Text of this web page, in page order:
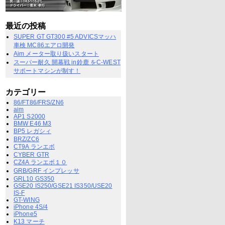
最近の投稿
SUPER GT GT300 #5 ADVICSマッハ
車検 MC86エアロ開発
Aim メーター取り扱いスタート
スーパー耐久 開幕戦 in鈴鹿 をC-WEST
サポートマシンが制す！
カテゴリー
86/FT86/FRS/ZN6
aim
AP1 S2000
BMW E46 M3
BP5 レガシィ
BRZ/ZC6
CT9A ランエボ
CYBER GTR
CZ4A ランエボ１０
GRB/GRF インプレッサ
GRL10 GS350
GSE20 IS250/GSE21 IS350/USE20
IS-F
GT-WING
iPhone 4S/4
iPhone5
K13 マーチ